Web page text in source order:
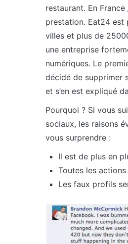
restaurant. En France
prestation. Eat24 est
villes et plus de
une entreprise
numériques. Le
décidé de supprimer
et s’en est expliqué
Pourquoi ? Si vous
sociaux, les raisons
vous surprendre :
Il est de plus en
Toutes les
Les faux profils